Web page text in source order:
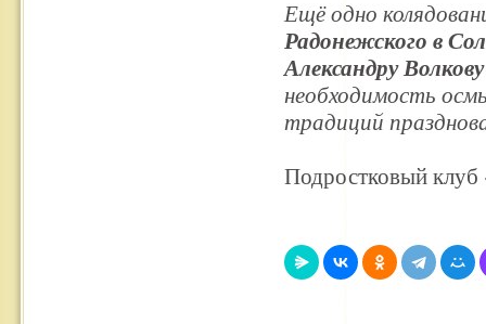
Ещё одно
Радонежского в
Александру Волкову
необходимость
традиций
Подростковый